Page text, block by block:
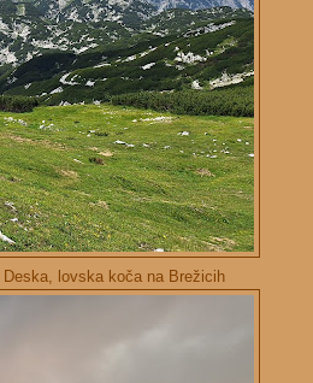
lovska koča na Brežicih